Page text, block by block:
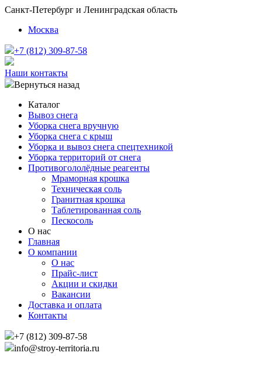
Санкт-Петербург и Ленинградская область
Москва
+7 (812) 309-87-58
Наши контакты
Вернуться назад
Каталог
Вывоз снега
Уборка снега вручную
Уборка снега с крыш
Уборка и вывоз снега спецтехникой
Уборка территорий от снега
Противогололёдные реагенты
Мраморная крошка
Техническая соль
Гранитная крошка
Таблетированная соль
Пескосоль
О нас
Главная
О компании
О нас
Прайс-лист
Акции и скидки
Вакансии
Доставка и оплата
Контакты
+7 (812) 309-87-58
info@stroy-territoria.ru